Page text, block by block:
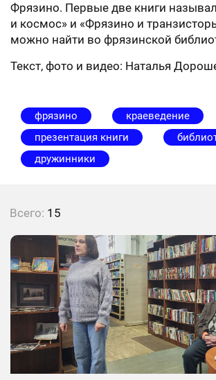
Фрязино. Первые две книги
и космос» и «Фрязино и
можно найти во фрязинской
Текст, фото и видео: Наталья
фрязино
краеведение
презентация книги
дружинники
Всего: 15